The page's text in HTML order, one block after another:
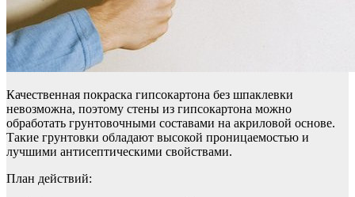
Качественная покраска гипсокартона без шпаклевки
невозможна, поэтому стены из гипсокартона можно
обработать грунтовочными составами на акриловой основе.
Такие грунтовки обладают высокой проницаемостью и
лучшими антисептическими свойствами.
План действий: